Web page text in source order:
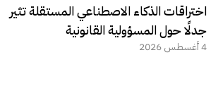
اختراقات الذكاء الاصطناعي المستقلة تثير
جدلًا حول المسؤولية القانونية
4 أغسطس 2026